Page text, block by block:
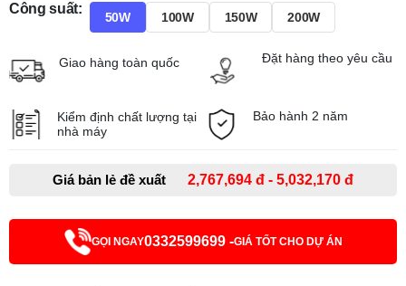
Công suất:
50W 100W 150W 200W
Giao hàng toàn quốc Đặt hàng theo yêu cầu
Kiểm định chất lượng tại
nhà máy
Bảo hành 2 năm
Giá bản lẻ đề xuất 2,767,694 đ - 5,032,170 đ
GỌI NGAY0332599699 -GIÁ TỐT CHO DỰ ÁN